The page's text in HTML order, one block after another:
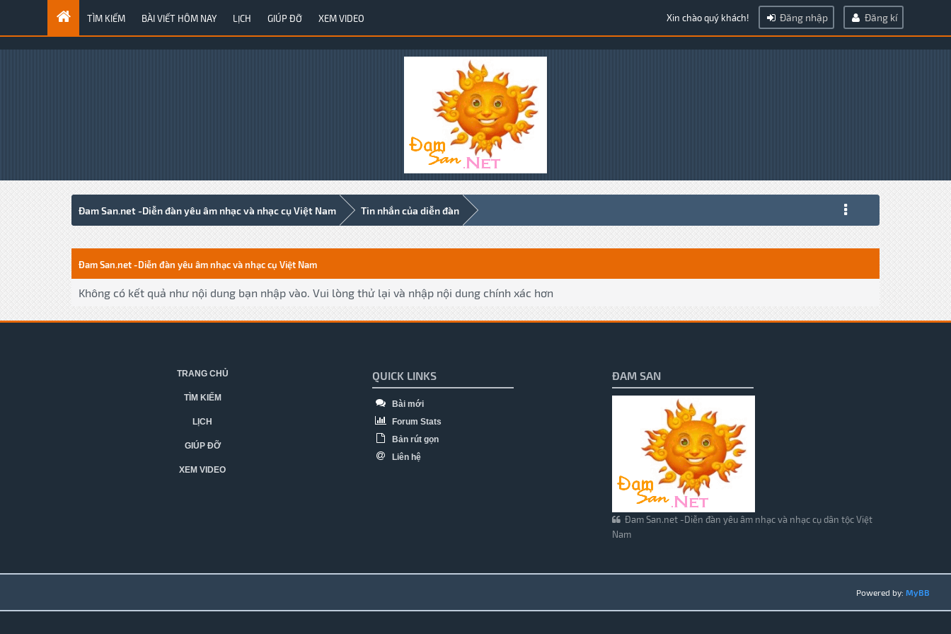
TÌM KIẾM BÀI VIẾT HÔM NAY LỊCH GIÚP ĐỠ XEM VIDEO Xin chào quý khách! Đăng nhập Đăng kí
Đam San.net -Diễn đàn yêu âm nhạc và nhạc cụ Việt Nam Tin nhắn của diễn đàn
Đam San.net -Diễn đàn yêu âm nhạc và nhạc cụ Việt Nam
Không có kết quả như nội dung bạn nhập vào. Vui lòng thử lại và nhập nội dung chính xác hơn
TRANG CHỦ
TÌM KIẾM
LỊCH
GIÚP ĐỠ
XEM VIDEO
QUICK LINKS
Bài mới
Forum Stats
Bản rút gọn
Liên hệ
ĐAM SAN
Đam San.net -Diễn đàn yêu âm nhạc và nhạc cụ dân tộc Việt
Nam
Powered by: MyBB